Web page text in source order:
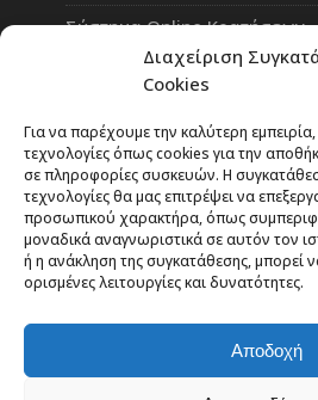
Διαχείριση
Cookies
Για να παρέχουμε την καλύτερη
τεχνολογίες όπως cookies για την
σε πληροφορίες συσκευών. Η
τεχνολογίες θα μας επιτρέψει να
προσωπικού χαρακτήρα, όπως
μοναδικά αναγνωριστικά σε αυτόν τον
ή η ανάκληση της συγκατάθεσης, μπορεί
ορισμένες λειτουργίες και δυνατότητες.
Αποδοχή
Σύστημα Online Κρατήσεων
Πλατφόρμα Τηλεκπαίδευσης
Rate Our Services
μας!